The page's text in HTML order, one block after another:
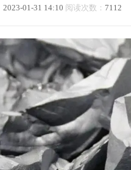
2023-01-31 14:10 阅读次数： 7112